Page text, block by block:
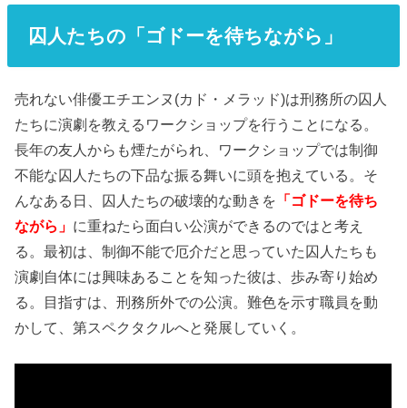
囚人たちの「ゴドーを待ちながら」
売れない俳優エチエンヌ(カド・メラッド)は刑務所の囚人
たちに演劇を教えるワークショップを行うことになる。
長年の友人からも煙たがられ、ワークショップでは制御
不能な囚人たちの下品な振る舞いに頭を抱えている。そ
んなある日、囚人たちの破壊的な動きを 「ゴドーを待ち
ながら」 に重ねたら面白い公演ができるのではと考え
る。最初は、制御不能で厄介だと思っていた囚人たちも
演劇自体には興味あることを知った彼は、歩み寄り始め
る。目指すは、刑務所外での公演。難色を示す職員を動
かして、第スペクタクルへと発展していく。